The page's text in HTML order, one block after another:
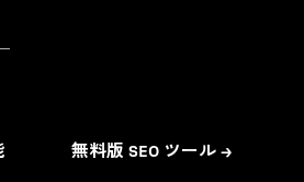
無料版 SEO ツール →